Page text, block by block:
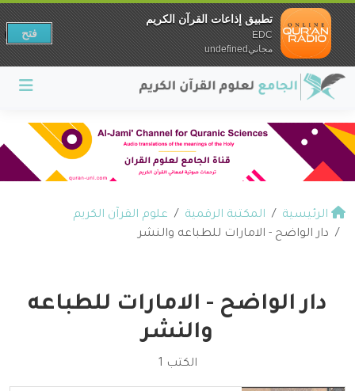
الرئيسية المكتبة الرقمية
علوم القرآن الكريم
دار الواضح - الامارات للطباعه والنشر
دار الواضح - الامارات للطباعه
والنشر
الكتب 1
تطبيق إذاعات القرآن الكريم
EDC
مجانيundefined
فتح